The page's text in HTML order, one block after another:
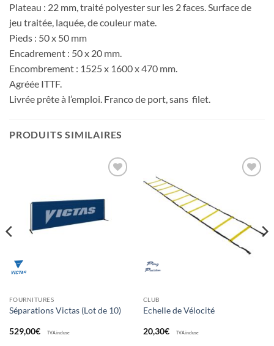
Plateau : 22 mm, traité polyester sur les 2 faces. Surface de
jeu traitée, laquée, de couleur mate.
Pieds : 50 x 50 mm
Encadrement : 50 x 20 mm.
Encombrement : 1525 x 1600 x 470 mm.
Agréée ITTF.
Livrée prête à l’emploi. Franco de port, sans filet.
PRODUITS SIMILAIRES
souhaits
FOURNITURES
Séparations Victas (Lot de 10)
529,00€ TVA incluse
CLUB
Echelle de Vélocité
20,30€ TVA incluse